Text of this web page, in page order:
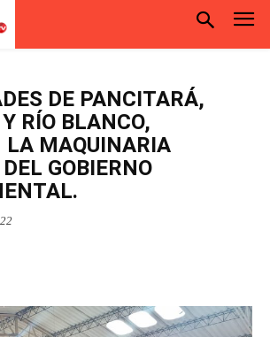
DE PANCITARÁ,
RÍO BLANCO,
LA MAQUINARIA
GOBIERNO